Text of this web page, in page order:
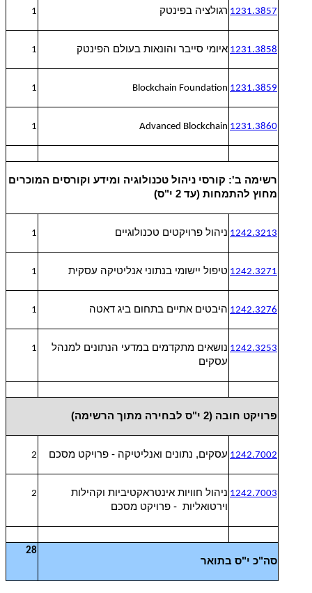
1231.3857 רגולציה בפינטק 1
1231.3858 איומי סייבר והונאות בעולם הפינטק 1
1231.3859
Blockchain Foundation
1
1231.3860
Advanced Blockchain
1
רשימה ב': קורסי ניהול טכנולוגיה ומידע וקורסים המוכרים
מחוץ להתמחות (עד 2 י"ס)
1242.3213 ניהול פרויקטים טכנולוגיים 1
1242.3271 טיפול יישומי בנתוני אנליטיקה עסקית 1
1242.3276 היבטים אתיים בתחום ביג דאטה 1
1242.3253 נושאים מתקדמים במדעי הנתונים למנהל
עסקים
1
פרויקט חובה (2 י"ס לבחירה מתוך הרשימה)
1242.7002 עסקים, נתונים ואנליטיקה - פרויקט מסכם 2
1242.7003 ניהול חוויות אינטראקטיביות וקהילות
וירטואליות - פרויקט מסכם
2
סה"כ י"ס בתואר
28